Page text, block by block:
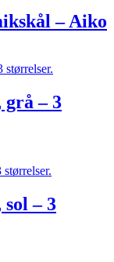
– Aiko
– 3
– 3